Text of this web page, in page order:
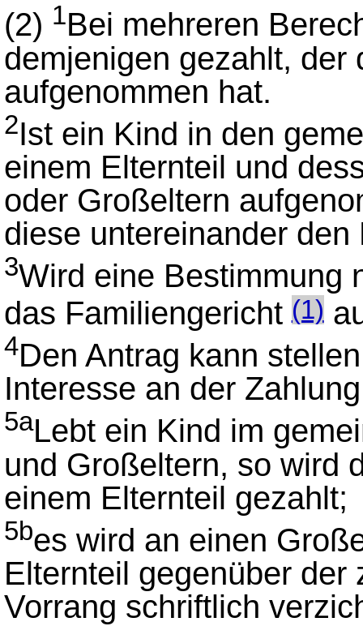
(2) 1Bei mehreren
demjenigen gezahlt, der
aufgenommen hat.
2Ist ein Kind in den
einem Elternteil und
oder Großeltern
diese untereinander den
3Wird eine Bestimmung
das Familiengericht(1)
4Den Antrag kann
Interesse an der
5aLebt ein Kind im
und Großeltern, so wird
einem Elternteil gezahlt;
5bes wird an einen
Elternteil gegenüber
Vorrang schriftlich